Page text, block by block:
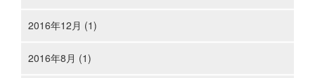
2016年12月 (1)
2016年8月 (1)